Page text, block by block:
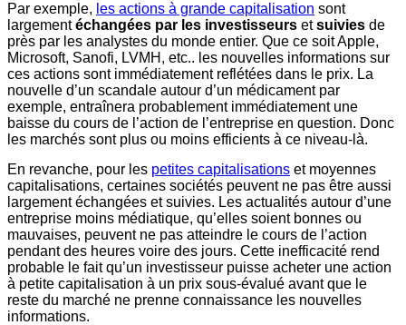
Par exemple, les actions à grande capitalisation sont
largementéchangées par les investisseurs etsuivies de
près par les analystes du monde entier. Que ce soit Apple,
Microsoft, Sanofi, LVMH, etc.. les nouvelles informations sur
ces actions sont immédiatement reflétées dans le prix. La
nouvelle d’un scandale autour d’un médicament par
exemple, entraînera probablement immédiatement une
baisse du cours de l’action de l’entreprise en question. Donc
les marchés sont plus ou moins efficients à ce niveau-là.
En revanche, pour les petites capitalisations et moyennes
capitalisations, certaines sociétés peuvent ne pas être aussi
largement échangées et suivies. Les actualités autour d’une
entreprise moins médiatique, qu’elles soient bonnes ou
mauvaises, peuvent ne pas atteindre le cours de l’action
pendant des heures voire des jours. Cette inefficacité rend
probable le fait qu’un investisseur puisse acheter une action
à petite capitalisation à un prix sous-évalué avant que le
reste du marché ne prenne connaissance les nouvelles
informations.